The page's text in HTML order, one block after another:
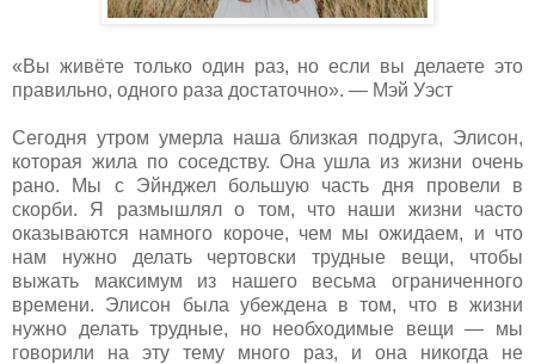
«Вы живёте только один раз, но если вы делаете это
правильно, одного раза достаточно». ― Мэй Уэст
Сегодня утром умерла наша близкая подруга, Элисон,
которая жила по соседству. Она ушла из жизни очень
рано. Мы с Эйнджел большую часть дня провели в
скорби. Я размышлял о том, что наши жизни часто
оказываются намного короче, чем мы ожидаем, и что
нам нужно делать чертовски трудные вещи, чтобы
выжать максимум из нашего весьма ограниченного
времени. Элисон была убеждена в том, что в жизни
нужно делать трудные, но необходимые вещи — мы
говорили на эту тему много раз, и она никогда не